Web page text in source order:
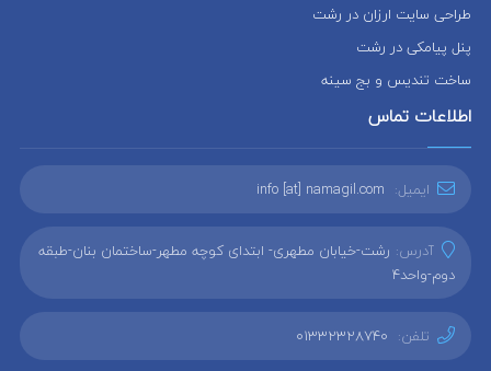
طراحی سایت ارزان در رشت
پنل پیامکی در رشت
ساخت تندیس و بج سینه
اطلاعات تماس
ایمیل: info [at] namagil.com
آدرس: رشت-خیابان مطهری- ابتدای کوچه مطهر-ساختمان بنان-طبقه
دوم-واحد4
تلفن: 01332328740